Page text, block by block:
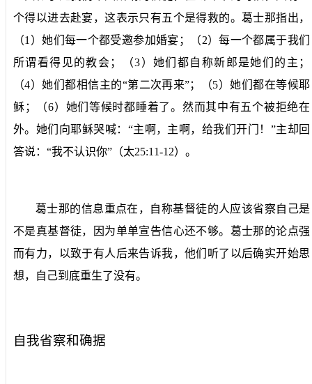
个得以进去赴宴，这表示只有五个是得救的。葛士那指出，
（1 ）她们每一个都受邀参加婚宴；（2）每一个都属于我们
所谓看得见的教会；（3）她们都自称新郎是她们的主；
（4）她们都相信主的“第二次再来”；（5）她们都在等候耶
稣；（6）她们等候时都睡着了。然而其中有五个被拒绝在
外。她们向耶稣哭喊：“主啊，主啊，给我们开门！”主却回
答说：“我不认识你”（太25:11-12）。
葛士那的信息重点在，自称基督徒的人应该省察自己是
不是真基督徒，因为单单宣告信心还不够。葛士那的论点强
而有力，以致于有人后来告诉我，他们听了以后确实开始思
想，自己到底重生了没有。
自我省察和确据